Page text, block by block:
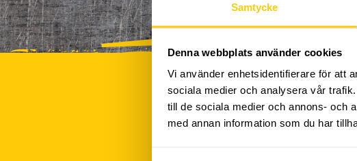
Samtycke
Denna webbplats använder cookies
Vi använder enhetsidentifierare för att
sociala medier och analysera vår
till de sociala medier och annons- och
med annan information som du har